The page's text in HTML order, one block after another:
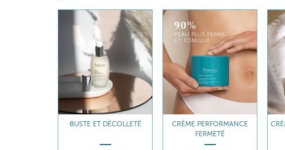
BUSTE ET DÉCOLLETÉ
CRÈME PERFORMANCE
FERMETÉ